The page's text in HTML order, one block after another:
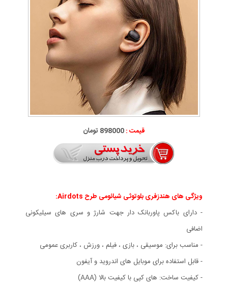
قیمت :898000 تومان
ویژگی های هندزفری بلوتوثی شیائومی طرح Airdots:
- دارای باکس پاوربانک دار جهت شارژ و سری های سیلیکونی
اضافی
- مناسب برای: موسیقی ، بازی ، فیلم ، ورزش ، کاربری عمومی
- قابل استفاده برای موبایل های اندروید و آیفون
- کیفیت ساخت: های کپی با کیفیت بالا (AAA)